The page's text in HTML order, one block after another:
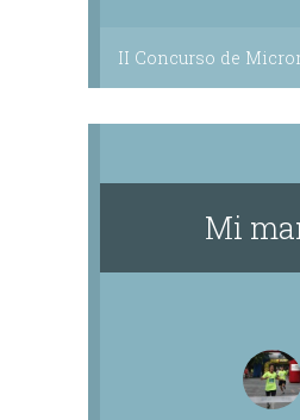
II Concurso de
Mi